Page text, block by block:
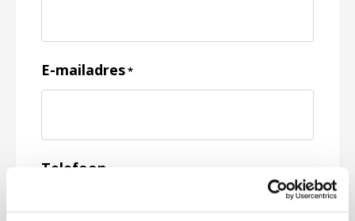
E-mailadres*
Telefoon